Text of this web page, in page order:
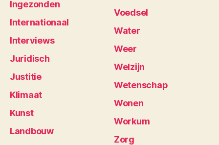
Ingezonden
Internationaal
Interviews
Juridisch
Justitie
Klimaat
Kunst
Landbouw
Voedsel
Water
Weer
Welzijn
Wetenschap
Wonen
Workum
Zorg